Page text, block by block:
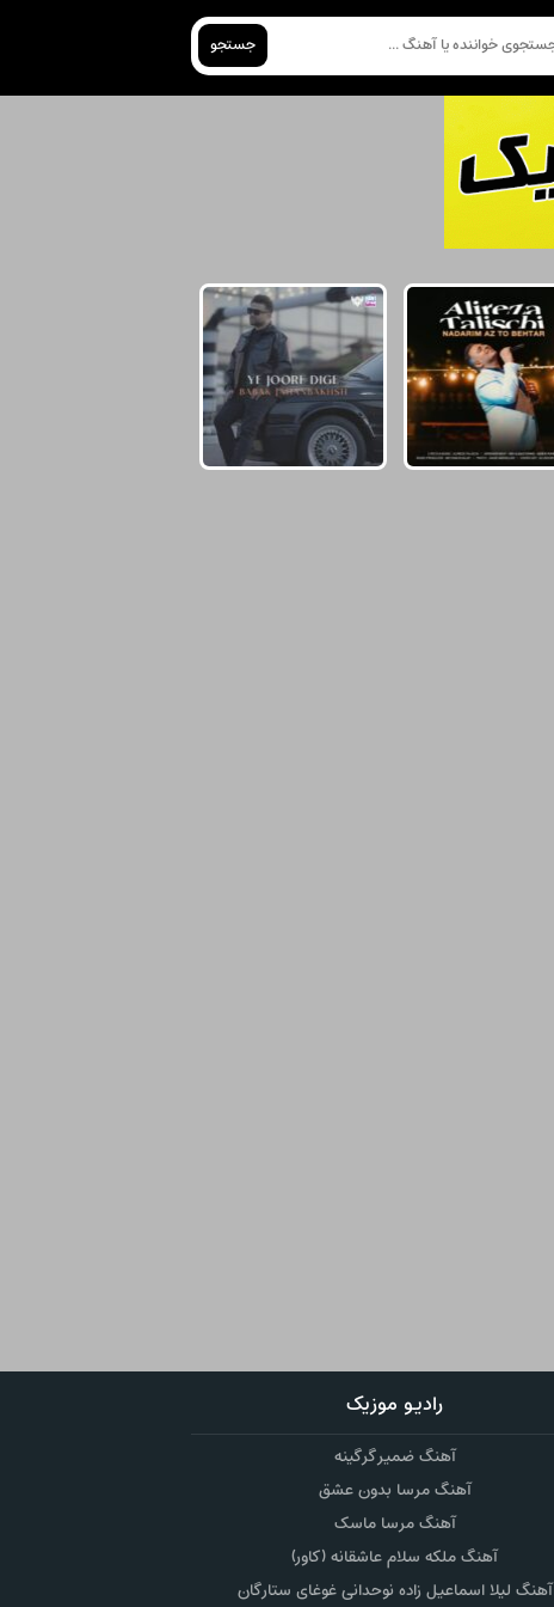
جستجو
رادیو موزیک
آهنگ ضمیر گرگینه
آهنگ مرسا بدون عشق
آهنگ مرسا ماسک
آهنگ ملکه سلام عاشقانه (کاور)
آهنگ لیلا اسماعیل زاده نوحدانی غوغای ستارگان